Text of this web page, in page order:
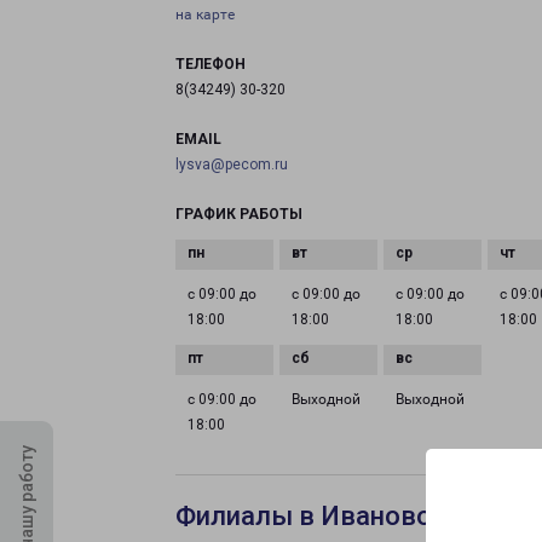
на карте
ТЕЛЕФОН
8(34249) 30-320
EMAIL
lysva@pecom.ru
ГРАФИК РАБОТЫ
с 09:00 до
18:00
с 09:00 до
18:00
с 09:00 до
18:00
с
18:00
с 09:00 до
18:00
Выходной Выходной
Филиалы в Иваново